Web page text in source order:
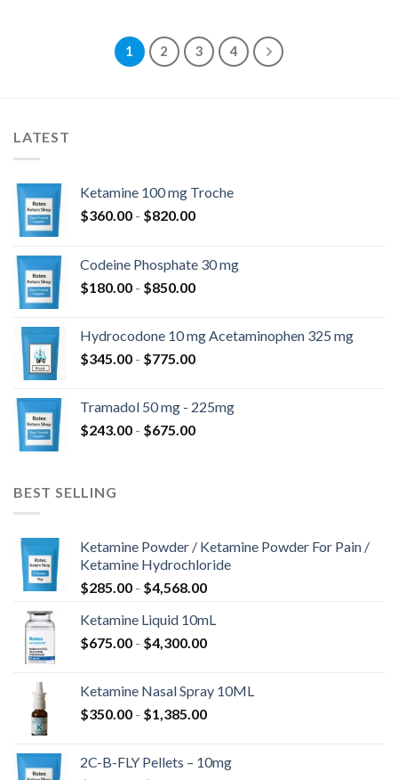
hasta
$850.00
1 2 3 4
LATEST
Ketamine 100 mg Troche
$360.00 - $820.00Rango
desde
$360.00
Codeine Phosphate 30 mg
$180.00 - $850.00Rango
desde
$180.00
Hydrocodone 10 mg Acetaminophen 325 mg
$345.00 - $775.00Rango
desde
$345.00
Tramadol 50 mg - 225mg
$243.00 - $675.00Rango
$675.00
BEST SELLING
Ketamine Powder / Ketamine Powder For Pain /
Ketamine Hydrochloride
$285.00 - $4,568.00Rango
precios:
desde
$4,568.00
Ketamine Liquid 10mL
$675.00 - $4,300.00Rango
desde
$675.00
$4,300.00
Ketamine Nasal Spray 10ML
$350.00 - $1,385.00Rango
desde
2C-B-FLY Pellets – 10mg